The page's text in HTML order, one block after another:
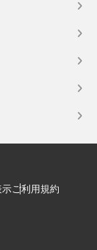
示ご利用規約
popup